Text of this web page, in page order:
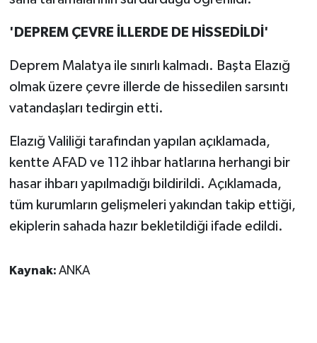
'DEPREM ÇEVRE İLLERDE DE HİSSEDİLDİ'
Deprem Malatya ile sınırlı kalmadı. Başta Elazığ
olmak üzere çevre illerde de hissedilen sarsıntı
vatandaşları tedirgin etti.
Elazığ Valiliği tarafından yapılan açıklamada,
kentte AFAD ve 112 ihbar hatlarına herhangi bir
hasar ihbarı yapılmadığı bildirildi. Açıklamada,
tüm kurumların gelişmeleri yakından takip ettiği,
ekiplerin sahada hazır bekletildiği ifade edildi.
Kaynak: ANKA